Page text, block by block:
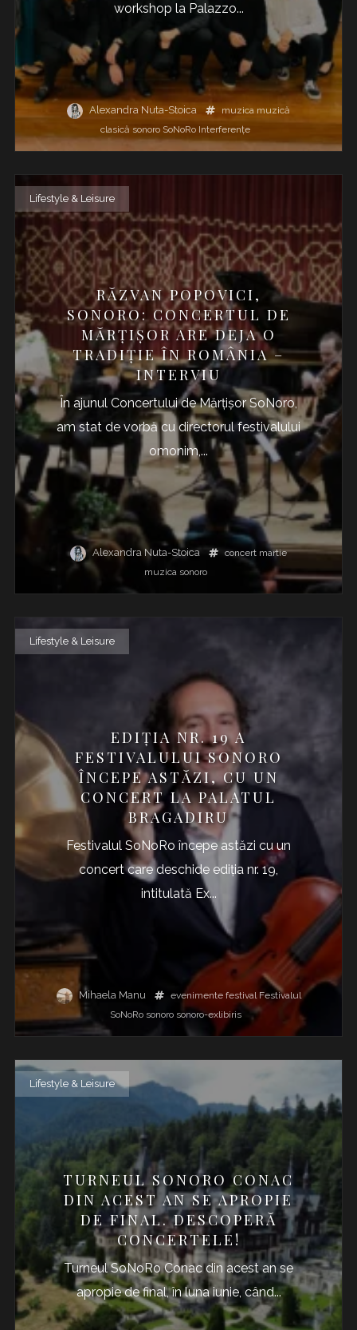
workshop la Palazzo...
Alexandra Nuta-Stoica muzica muzică
clasică sonoro SoNoRo Interferențe
Lifestyle & Leisure
RĂZVAN POPOVICI,
SONORO: CONCERTUL DE
MĂRȚIȘOR ARE DEJA O
TRADIȚIE ÎN ROMÂNIA –
INTERVIU
În ajunul Concertului de Mărţişor SoNoro,
am stat de vorbă cu directorul festivalului
omonim,...
Alexandra Nuta-Stoica concert martie
muzica sonoro
Lifestyle & Leisure
EDIȚIA NR. 19 A
FESTIVALULUI SONORO
ÎNCEPE ASTĂZI, CU UN
CONCERT LA PALATUL
BRAGADIRU
Festivalul SoNoRo începe astăzi cu un
concert care deschide ediția nr. 19,
intitulată Ex...
Mihaela Manu evenimente festival Festivalul
SoNoRo sonoro sonoro-exlibiris
Lifestyle & Leisure
TURNEUL SONORO CONAC
DIN ACEST AN SE APROPIE
DE FINAL. DESCOPERĂ
CONCERTELE!
Turneul SoNoRo Conac din acest an se
apropie de final, în luna iunie, când...